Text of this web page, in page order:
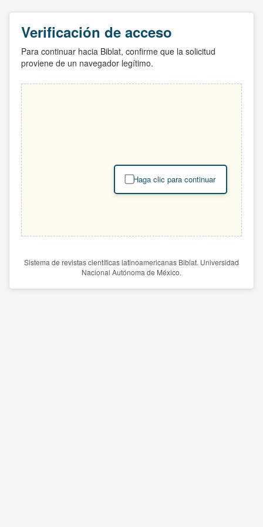
Verificación de acceso
Para continuar hacia Biblat, confirme que la solicitud
proviene de un navegador legítimo.
Haga clic para continuar
Sistema de revistas científicas latinoamericanas Biblat. Universidad
Nacional Autónoma de México.